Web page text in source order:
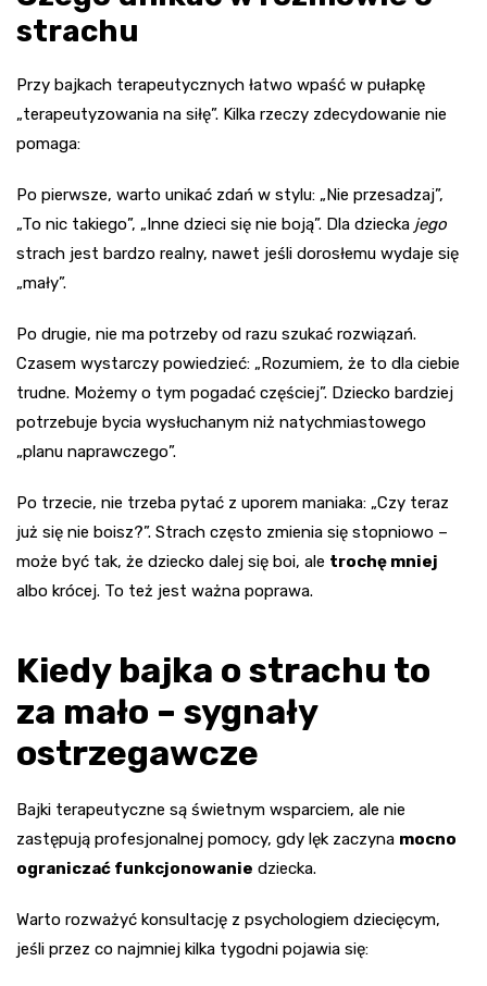
strachu
Przy bajkach terapeutycznych łatwo wpaść w pułapkę
„terapeutyzowania na siłę”. Kilka rzeczy zdecydowanie nie
pomaga:
Po pierwsze, warto unikać zdań w stylu: „Nie przesadzaj”,
„To nic takiego”, „Inne dzieci się nie boją”. Dla dziecka jego
strach jest bardzo realny, nawet jeśli dorosłemu wydaje się
„mały”.
Po drugie, nie ma potrzeby od razu szukać rozwiązań.
Czasem wystarczy powiedzieć: „Rozumiem, że to dla ciebie
trudne. Możemy o tym pogadać częściej”. Dziecko bardziej
potrzebuje bycia wysłuchanym niż natychmiastowego
„planu naprawczego”.
Po trzecie, nie trzeba pytać z uporem maniaka: „Czy teraz
już się nie boisz?”. Strach często zmienia się stopniowo –
może być tak, że dziecko dalej się boi, ale trochę mniej
albo krócej. To też jest ważna poprawa.
Kiedy bajka o strachu to
za mało – sygnały
ostrzegawcze
Bajki terapeutyczne są świetnym wsparciem, ale nie
zastępują profesjonalnej pomocy, gdy lęk zaczyna mocno
ograniczać funkcjonowanie dziecka.
Warto rozważyć konsultację z psychologiem dziecięcym,
jeśli przez co najmniej kilka tygodni pojawia się: